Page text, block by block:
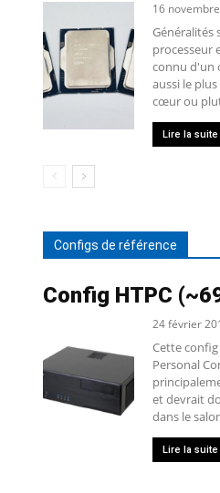
16
Généralités
processeur
connu d'un
aussi le
cœur ou
Lire la suite
Configs de référence
Config HTPC
24 février
Cette
Personal
et devrait
dans le
Lire la suite